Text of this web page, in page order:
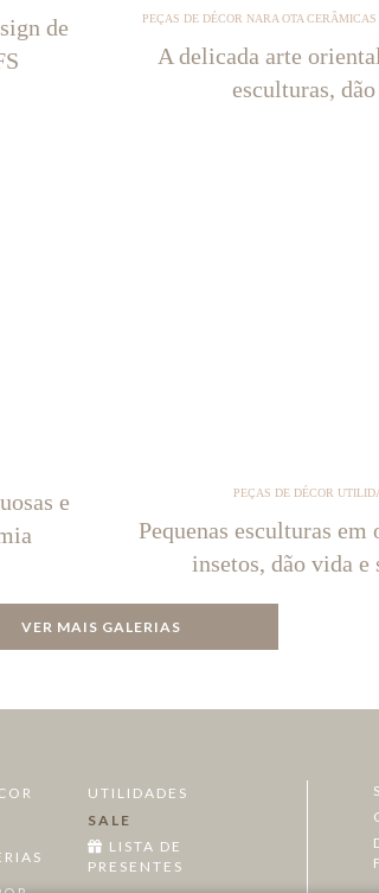
de
PEÇAS DE DÉCOR NARA OTA
A delicada arte
esculturas,
e
PEÇAS DE DÉCOR
Pequenas esculturas
insetos, dão vida
VER MAIS GALERIAS
UTILIDADES
SALE
LISTA DE
PRESENTES